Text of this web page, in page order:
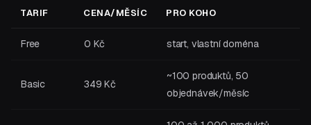
TARIF CENA/MĚSÍC PRO KOHO
Free 0 Kč start, vlastní doména
Basic 349 Kč
~100 produktů, 50
objednávek/měsíc